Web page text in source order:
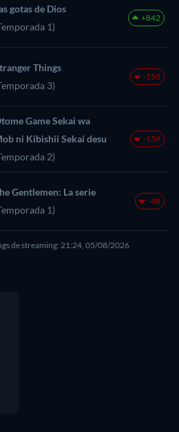
gotas de Dios
1)
+842
Things
3)
-153
Game Sekai wa
ni Kibishii Sekai desu
2)
-159
Gentlemen: La serie
1)
-48
de streaming: 21:24, 05/08/2026